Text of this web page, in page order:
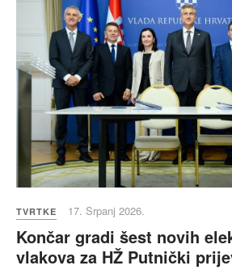
TVRTKE 17. Srpanj 2026.
Končar gradi šest novih
vlakova za HŽ Putnički